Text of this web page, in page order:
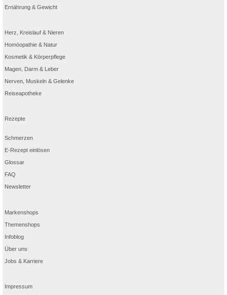
Ernährung & Gewicht
Herz, Kreislauf & Nieren
Homöopathie & Natur
Kosmetik & Körperpflege
Magen, Darm & Leber
Nerven, Muskeln & Gelenke
Reiseapotheke
Rezepte
Schmerzen
E-Rezept einlösen
Glossar
FAQ
Newsletter
Markenshops
Themenshops
Infoblog
Über uns
Jobs & Karriere
Impressum